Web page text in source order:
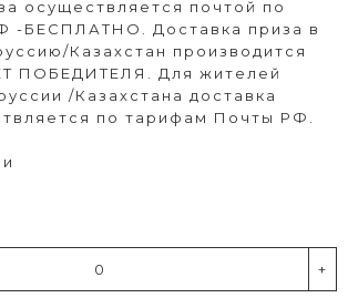
осуществляется почтой по
-БЕСПЛАТНО. Доставка приза в
Казахстан производится
ПОБЕДИТЕЛЯ. Для жителей
/Казахстана доставка
по тарифам Почты РФ.
+